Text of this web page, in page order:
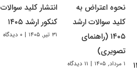
نحوه اعتراض به
کلید سوالات ارشد
۱۴۰۵ (راهنمای
تصویری)
۱ مرداد, ۱۴۰۵ | ۱۱ دیدگاه
انتشار کلید سوالات
کنکور ارشد ۱۴۰۵
۳۱ تیر, ۱۴۰۵ | ۰ دیدگاه